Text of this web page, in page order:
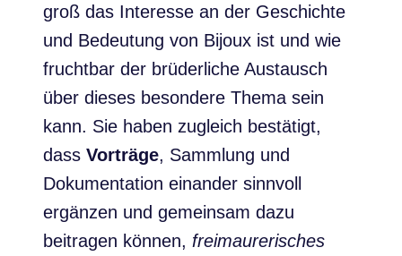
groß das Interesse an der Geschichte
und Bedeutung von Bijoux ist und wie
fruchtbar der brüderliche Austausch
über dieses besondere Thema sein
kann. Sie haben zugleich bestätigt,
dass Vorträge, Sammlung und
Dokumentation einander sinnvoll
ergänzen und gemeinsam dazu
beitragen können, freimaurerisches